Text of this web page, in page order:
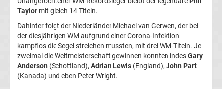
TV
Tabellen
Ergebnisse
International:
Taylor mit gleich 14 Titeln.
Dahinter folgt der Niederländer Michael van Gerwen, der bei
der diesjährigen WM aufgrund einer Corona-Infektion
kampflos die Segel streichen mussten, mit drei WM-Titeln. Je
zweimal die Weltmeisterschaft gewinnen konnten indesGary
Anderson (Schottland), Adrian Lewis (England), John Part
(Kanada) und eben Peter Wright.